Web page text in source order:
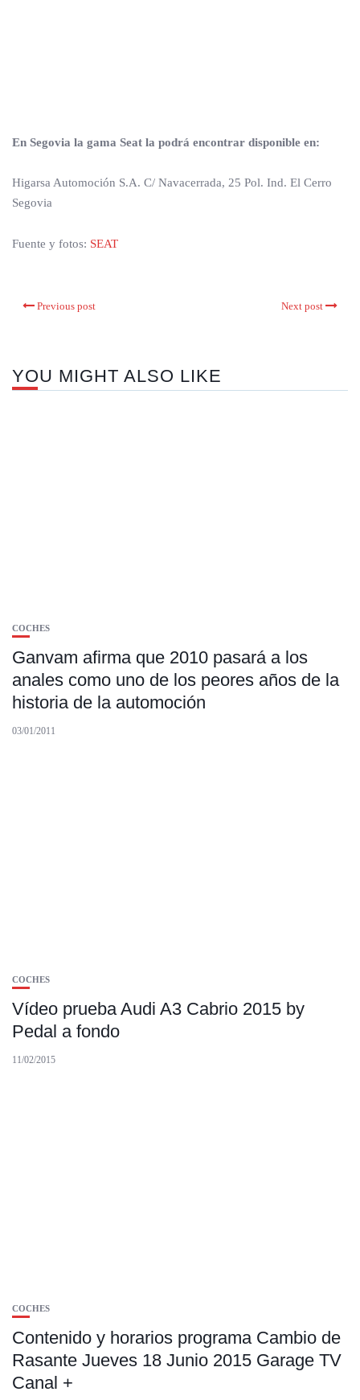
En Segovia la gama Seat la podrá encontrar disponible en:
Higarsa Automoción S.A. C/ Navacerrada, 25 Pol. Ind. El Cerro
Segovia
Fuente y fotos: SEAT
Previous post Next post
YOU MIGHT ALSO LIKE
COCHES
Ganvam afirma que 2010 pasará a los
anales como uno de los peores años de la
historia de la automoción
03/01/2011
COCHES
Vídeo prueba Audi A3 Cabrio 2015 by
Pedal a fondo
11/02/2015
COCHES
Contenido y horarios programa Cambio de
Rasante Jueves 18 Junio 2015 Garage TV
Canal +